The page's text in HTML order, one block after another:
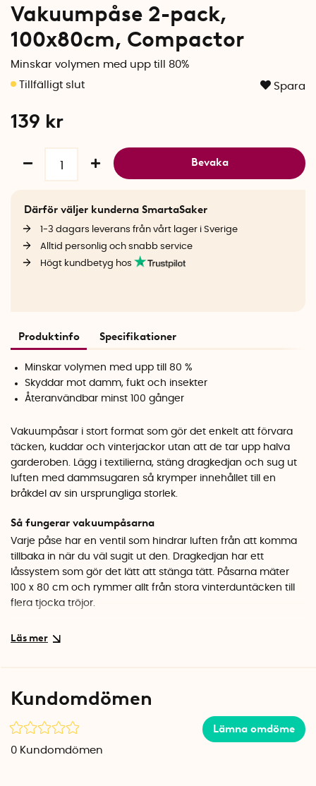
Vakuumpåse 2-pack,
100x80cm, Compactor
Minskar volymen med upp till 80%
Spara
139 kr
Bevaka
Därför väljer kunderna SmartaSaker
1-3 dagars leverans från vårt lager i Sverige
Alltid personlig och snabb service
Högt kundbetyg hos
Produktinfo Specifikationer
Minskar volymen med upp till 80 %
Skyddar mot damm, fukt och insekter
Återanvändbar minst 100 gånger
Vakuumpåsar i stort format som gör det enkelt att förvara
täcken, kuddar och vinterjackor utan att de tar upp halva
garderoben. Lägg i textilierna, stäng dragkedjan och sug ut
luften med dammsugaren så krymper innehållet till en
bråkdel av sin ursprungliga storlek.
Så fungerar vakuumpåsarna
Varje påse har en ventil som hindrar luften från att komma
tillbaka in när du väl sugit ut den. Dragkedjan har ett
låssystem som gör det lätt att stänga tätt. Påsarna mäter
100 x 80 cm och rymmer allt från stora vinterduntäcken till
flera tjocka tröjor.
Skyddar textilierna under förvaring
sängkläder är lika fräscha när du packar upp dem igen.
användas om och om igen.
Specifikationer
Kundomdömen
Lämna omdöme
0 Kundomdömen